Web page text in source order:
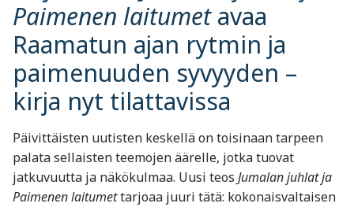
Paimenen laitumetavaa
Raamatun ajan rytmin ja
paimenuuden syvyyden –
kirja nyt tilattavissa
Päivittäisten uutisten keskellä on toisinaan tarpeen
palata sellaisten teemojen äärelle, jotka tuovat
jatkuvuutta ja näkökulmaa. Uusi teos Jumalan juhlat ja
Paimenen laitumettarjoaa juuri tätä: kokonaisvaltaisen